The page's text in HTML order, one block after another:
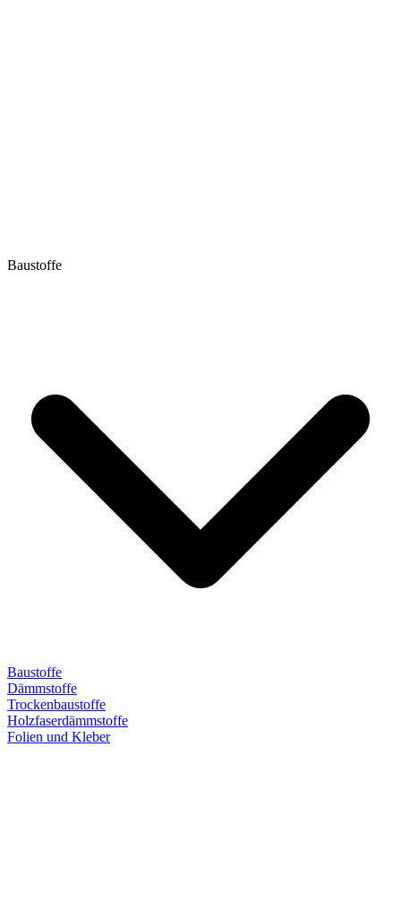
Baustoffe
Baustoffe
Dämmstoffe
Trockenbaustoffe
Holzfaserdämmstoffe
Folien und Kleber